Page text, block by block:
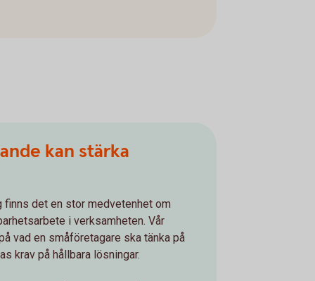
kan stärka
det en stor medvetenhet om
i verksamheten. Vår
vad en småföretagare ska tänka på
krav på hållbara lösningar.